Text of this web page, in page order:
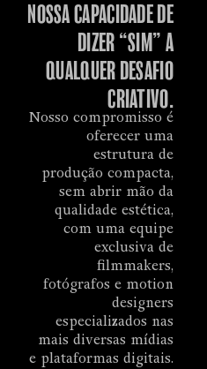
NOSSA CAPACIDADE DE
DIZER “SIM” A
QUALQUER DESAFIO
CRIATIVO.
Nosso compromisso é
oferecer uma
estrutura de
produção compacta,
sem abrir mão da
qualidade estética,
com uma equipe
exclusiva de
filmmakers,
fotógrafos e motion
designers
especializados nas
mais diversas mídias
e plataformas digitais.